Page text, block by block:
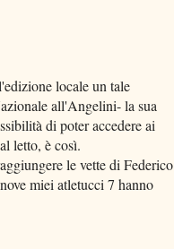
locale un tale
all'Angelini- la sua
di poter accedere ai
letto, è così.
le vette di Federico
miei atletucci 7 hanno